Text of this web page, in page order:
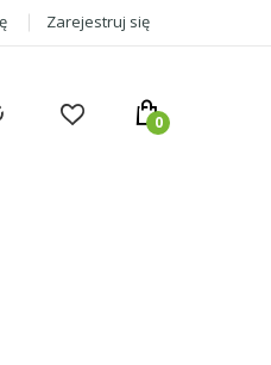
Zarejestruj się